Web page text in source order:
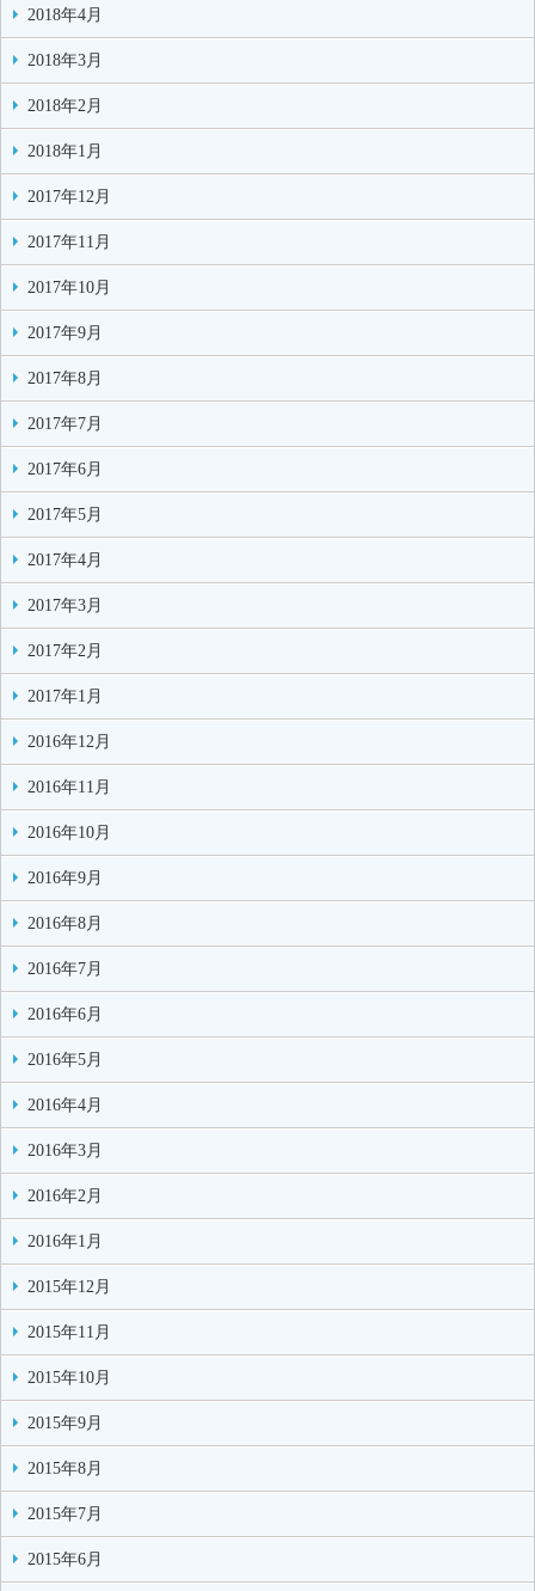
2018年4月
2018年3月
2018年2月
2018年1月
2017年12月
2017年11月
2017年10月
2017年9月
2017年8月
2017年7月
2017年6月
2017年5月
2017年4月
2017年3月
2017年2月
2017年1月
2016年12月
2016年11月
2016年10月
2016年9月
2016年8月
2016年7月
2016年6月
2016年5月
2016年4月
2016年3月
2016年2月
2016年1月
2015年12月
2015年11月
2015年10月
2015年9月
2015年8月
2015年7月
2015年6月